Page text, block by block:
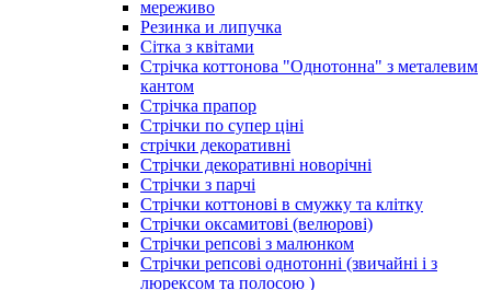
мереживо
Резинка и липучка
Сітка з квітами
Стрічка коттонова "Однотонна" з металевим
кантом
Стрічка прапор
Стрічки по супер ціні
стрічки декоративні
Стрічки декоративні новорічні
Стрічки з парчі
Стрічки коттонові в смужку та клітку
Стрічки оксамитові (велюрові)
Стрічки репсові з малюнком
Стрічки репсові однотонні (звичайні і з
люрексом та полосою )